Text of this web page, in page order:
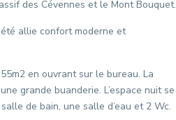
des Cévennes et le Mont Bouquet.
allie confort moderne et
en ouvrant sur le bureau. La
grande buanderie. L’espace nuit se
de bain, une salle d’eau et 2 Wc.